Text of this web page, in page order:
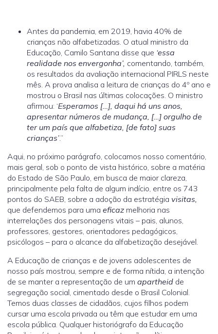
Antes da pandemia, em 2019, havia 40% de
crianças não alfabetizadas. O atual ministro da
Educação, Camilo Santana disse que ‘essa
realidade nos envergonha’, comentando, também,
os resultados da avaliação internacional PIRLS neste
mês. A prova analisa a leitura de crianças do 4º ano e
mostrou o Brasil nas últimas colocações. O ministro
afirmou: ‘Esperamos […], daqui há uns anos,
apresentar números de mudança, […] orgulho de
ter um país que alfabetiza, [de fato] suas
crianças’.”
Aqui, no próximo parágrafo, colocamos nosso comentário,
mais geral, sob o ponto de vista histórico, sobre a matéria
do Estado de São Paulo, em busca de maior clareza,
principalmente pela falta de algum indício, entre os 743
pontos do SAEB, sobre a adoção da estratégia visitas,
que defendemos para uma eficaz melhoria nas
interrelações dos personagens vitais – pais, alunos,
professores, gestores, orientadores pedagógicos,
psicólogos – para o alcance da alfabetização desejável.
A Educação de crianças e de jovens adolescentes de
nosso país mostrou, sempre e de forma nítida, a intenção
de se manter a representação de um apartheid de
segregação social, cimentado desde o Brasil Colonial.
Temos duas classes de cidadãos, cujos filhos podem
cursar uma escola privada ou têm que estudar em uma
escola pública. Qualquer historiógrafo da Educação